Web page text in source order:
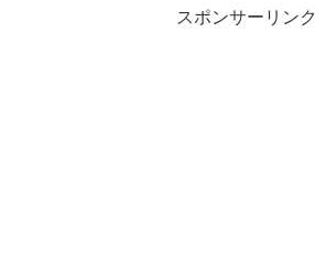
スポンサーリンク